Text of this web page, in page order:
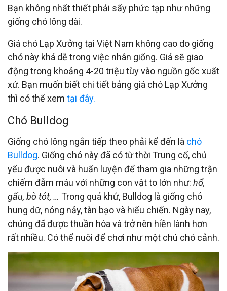
Bạn không nhất thiết phải sấy phức tạp như những
giống chó lông dài.
Giá chó Lạp Xưởng tại Việt Nam không cao do giống
chó này khá dễ trong việc nhân giống. Giá sẽ giao
động trong khoảng 4-20 triệu tùy vào nguồn gốc xuất
xứ. Bạn muốn biết chi tiết bảng giá chó Lạp Xưởng
thì có thể xem tại đây.
Chó Bulldog
Giống chó lông ngắn tiếp theo phải kể đến là chó
Bulldog. Giống chó này đã có từ thời Trung cổ, chủ
yếu được nuôi và huấn luyện để tham gia những trận
chiếm đẫm máu với những con vật to lớn như: hổ,
gấu, bò tót, … Trong quá khứ, Bulldog là giống chó
hung dữ, nóng nảy, tàn bạo và hiếu chiến. Ngày nay,
chúng đã được thuần hóa và trở nên hiền lành hơn
rất nhiều. Có thể nuôi để chơi như một chú chó cảnh.